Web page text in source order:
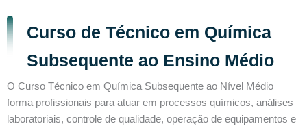
Curso de Técnico em Química
Subsequente ao Ensino Médio
O Curso Técnico em Química Subsequente ao Nível Médio
forma profissionais para atuar em processos químicos, análises
laboratoriais, controle de qualidade, operação de equipamentos e